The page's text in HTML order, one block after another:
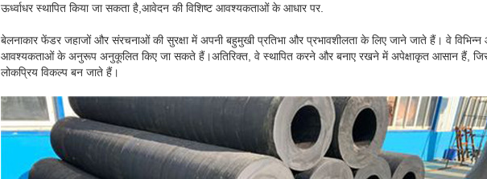
ऊर्ध्वाधर स्थापित किया जा सकता है,आवेदन की विशिष्ट आवश्यकताओं के आधार पर.
बेलनाकार फेंडर जहाजों और संरचनाओं की सुरक्षा में अपनी बहुमुखी प्रतिभा और प्रभावशीलता के लिए जाने जाते हैं। वे विभिन्न
आवश्यकताओं के अनुरूप अनुकूलित किए जा सकते हैं।अतिरिक्त, वे स्थापित करने और बनाए रखने में अपेक्षाकृत आसान हैं,
लोकप्रिय विकल्प बन जाते हैं।